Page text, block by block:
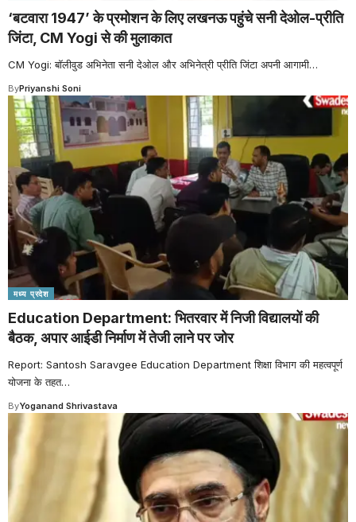
‘बटवारा 1947’ के प्रमोशन के लिए लखनऊ पहुंचे सनी देओल-प्र‍ीति
जिंटा, CM Yogi से की मुलाकात
CM Yogi: बॉलीवुड अभिनेता सनी देओल और अभिनेत्री प्रीति जिंटा अपनी आगामी…
ByPriyanshi Soni
मध्य प्रदेश
Education Department: भितरवार में निजी विद्यालयों की
बैठक, अपार आईडी निर्माण में तेजी लाने पर जोर
Report: Santosh Saravgee Education Department शिक्षा विभाग की महत्वपूर्ण
योजना के तहत…
ByYoganand Shrivastava